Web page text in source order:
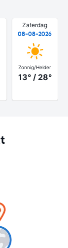
Zaterdag
08-08-2026
Zonnig/Helder
13° / 28°